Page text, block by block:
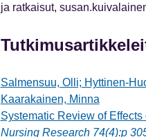
ja ratkaisut,
Salmensuu, Olli; Hyttinen-
Kaarakainen, Minna
Systematic Review of
Nursing Research 74(4):p